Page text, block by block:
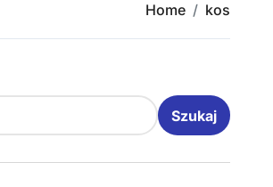
Home kos
Szukaj